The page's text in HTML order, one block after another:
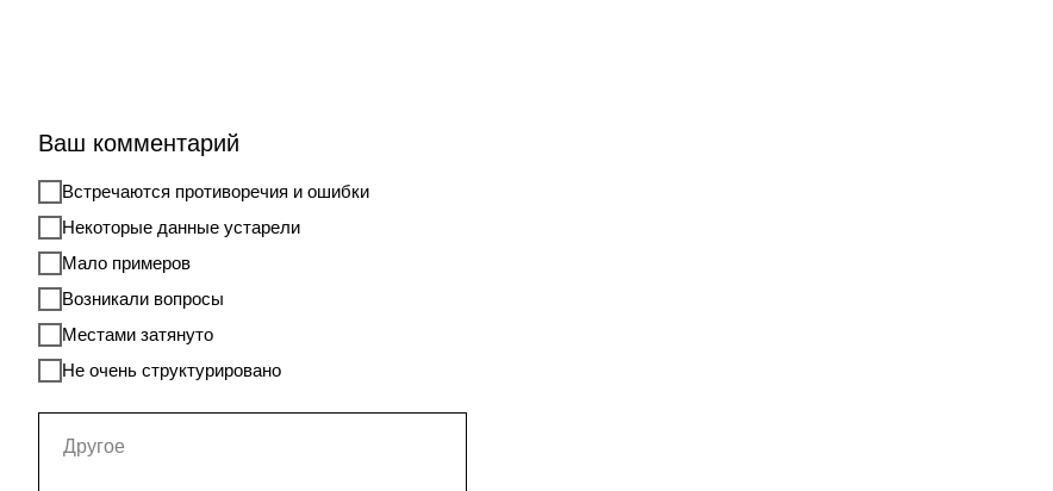
Ваш комментарий
Встречаются противоречия и ошибки
Некоторые данные устарели
Мало примеров
Возникали вопросы
Местами затянуто
Не очень структурировано